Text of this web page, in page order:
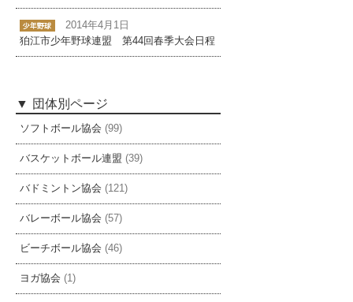
2014年4月1日
狛江市少年野球連盟 第44回春季大会日程
団体別ページ
ソフトボール協会 (99)
バスケットボール連盟 (39)
バドミントン協会 (121)
バレーボール協会 (57)
ビーチボール協会 (46)
ヨガ協会 (1)